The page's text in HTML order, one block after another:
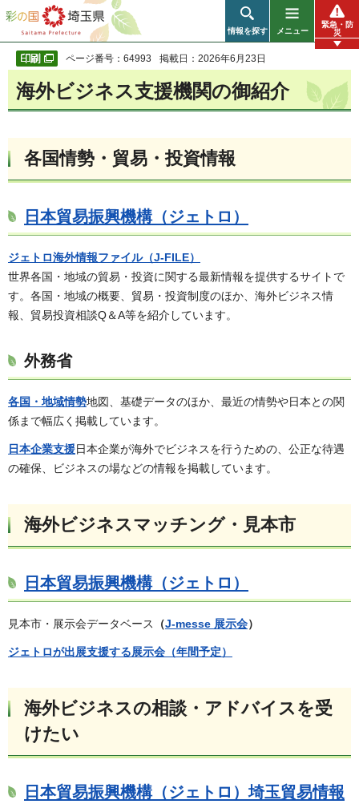
彩の国 埼玉県
情報を探す メニュー
緊急・防
災
ページ番号：64993 掲載日：2026年6月23日
海外ビジネス支援機関の御紹介
各国情勢・貿易・投資情報
日本貿易振興機構（ジェトロ）
ジェトロ海外情報ファイル（J-FILE）
世界各国・地域の貿易・投資に関する最新情報を提供するサイトで
す。各国・地域の概要、貿易・投資制度のほか、海外ビジネス情
報、貿易投資相談Q＆A等を紹介しています。
外務省
各国・地域情勢地図、基礎データのほか、最近の情勢や日本との関
係まで幅広く掲載しています。
日本企業支援日本企業が海外でビジネスを行うための、公正な待遇
の確保、ビジネスの場などの情報を掲載しています。
海外ビジネスマッチング・見本市
日本貿易振興機構（ジェトロ）
見本市・展示会データベース （J-messe 展示会）
ジェトロが出展支援する展示会（年間予定）
海外ビジネスの相談・アドバイスを受
けたい
日本貿易振興機構（ジェトロ）埼玉貿易情報